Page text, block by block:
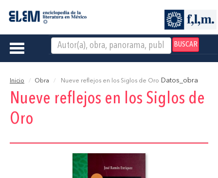
BUSCAR
Toggle
Inicio Obra Nueve reflejos en los Siglos de Oro Datos_obra
Nueve reflejos en los Siglos de
Oro